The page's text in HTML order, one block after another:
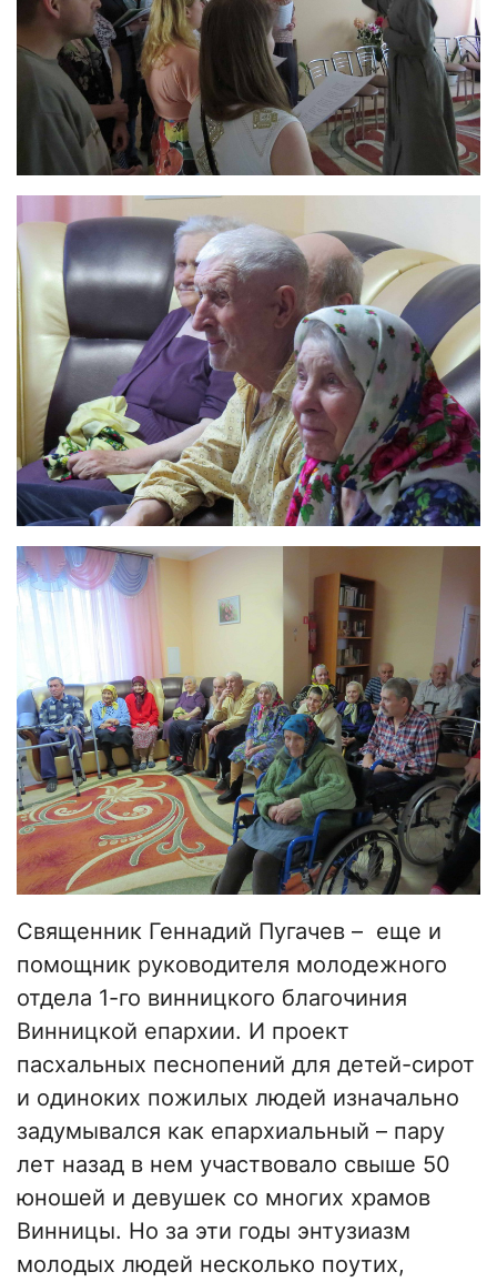
Священник Геннадий Пугачев – еще и
помощник руководителя молодежного
отдела 1-го винницкого благочиния
Винницкой епархии. И проект
пасхальных песнопений для детей-сирот
и одиноких пожилых людей изначально
задумывался как епархиальный – пару
лет назад в нем участвовало свыше 50
юношей и девушек со многих храмов
Винницы. Но за эти годы энтузиазм
молодых людей несколько поутих,